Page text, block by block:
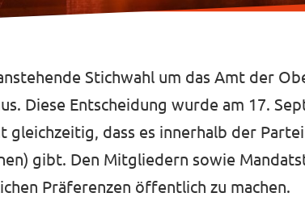
Stichwahl um das Amt der
Diese Entscheidung wurde am 17.
dass es innerhalb der
gibt. Den Mitgliedern sowie
Präferenzen öffentlich zu machen.